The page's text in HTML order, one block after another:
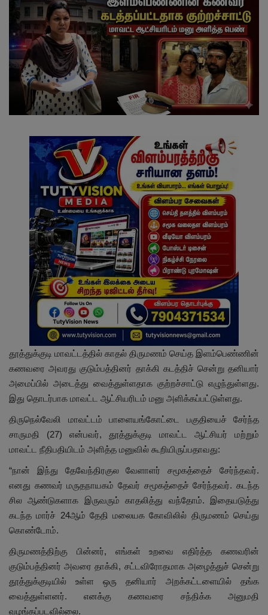
வேலைவாய்ப்பு
சட்டமன்ற தேர்தல் 2026
தொழில்நுட்பம்
மக்கள் புகார்கள்
சிறப்பு செய்திகள்
தூத்துக்குடி மாவட்டத்தில் காதல் திருமணம் செய்த இளம்பெண்ணின்
கணவரை அவரது குடும்பத்தினர் தாக்கி கடத்திச் சென்று தனியார்
அமைப்பில் அடைத்து வைத்துள்ளதாக குற்றச்சாட்டு எழுந்துள்ளது.
இது தொடர்பாக மாவட்ட ஆட்சியரிடம் மனு அளிக்கப்பட்டுள்ளது.
திருநெல்வேலி மாவட்டம் பாளையங்கோட்டை பகுதியைச் சேர்ந்த
சாருமதி (27) என்பவர், தூத்துக்குடி மாவட்ட ஆட்சியர் மற்றும்
மாவட்ட நீதிபதியிடம் அளித்த மனுவில் கூறியிருப்பதாவது:
“நான் இந்து தேவேந்திரகுல வேளாளர் சமூகத்தைச் சேர்ந்தவர்.
எனது கணவர் மருதநாயகம் தேவர் சமூகத்தைச் சேர்ந்தவர். கடந்த
சில ஆண்டுகளாக இருவரும் காதலித்து வந்தோம். இதையடுத்து
கடந்த மார்ச் 24ஆம் தேதி மலையக கோவிலில் திருமணம் செய்து
கொண்டோம்.
திருமணத்திற்கு பின்னர், எங்கள் உறவை எதிர்த்த கணவரின்
குடும்பத்தினர் அவரை தாக்கி, சட்டவிரோதமாக அழைத்துச் சென்று
தூத்துக்குடியில் உள்ள ஒரு தனியார் அறக்கட்டளையில் தங்க
வைத்துள்ளனர். எனக்கு கணவரை சந்திக்க அனுமதி
வழங்கப்படவில்லை.